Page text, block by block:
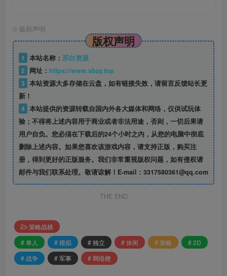
© 版权声明
版权声明
1 本站名称： 苏白资源
2
网址： https://www.sbzy.top
3 本站资源大多存储在云盘，如有链接失效，请留言反馈站长更
新！
4 本站提供的资源转载自国内外各大媒体和网络，仅供试玩体
验；不得将上述内容用于商业或者非法用途，否则，一切后果请
用户自负。您必须在下载后的24个小时之内，从您的电脑中彻底
删除上述内容。如果您喜欢该游戏内容，请支持正版，购买注
册，得到更好的正版服务。我们非常重视版权问题，如有侵权请
邮件与我们联系处理。敬请谅解！E-mail：3317580361@qq.com
THE END
策略战棋
# 单人
# 模拟 # 独立 # 休闲 # 策略
# 2D
# 战争
# 军事 # 网络梗